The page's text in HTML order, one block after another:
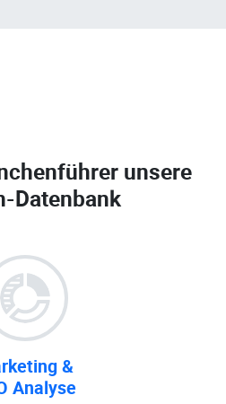
unsere
Datenbank
&
Analyse